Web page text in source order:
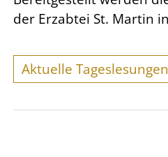
der Erzabtei St. Martin
Aktuelle